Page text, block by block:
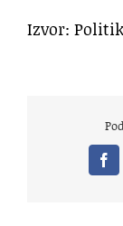
Izvor: